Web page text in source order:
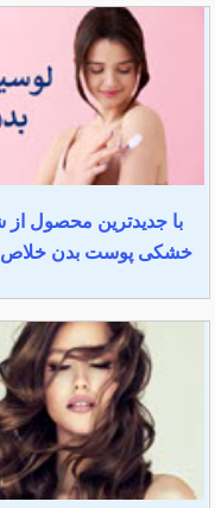
با جدیدترین محصول از
خشکی پوست بدن